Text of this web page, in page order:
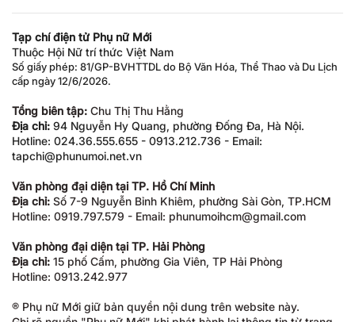
Tạp chí điện tử Phụ nữ Mới
Thuộc Hội Nữ trí thức Việt Nam
Số giấy phép: 81/GP-BVHTTDL do Bộ Văn Hóa, Thể Thao và Du Lịch
cấp ngày 12/6/2026.
Tổng biên tập: Chu Thị Thu Hằng
Địa chỉ: 94 Nguyễn Hy Quang, phường Đống Đa, Hà Nội.
Hotline: 024.36.555.655 - 0913.212.736 - Email:
tapchi@phunumoi.net.vn
Văn phòng đại diện tại TP. Hồ Chí Minh
Địa chỉ: Số 7-9 Nguyễn Bỉnh Khiêm, phường Sài Gòn, TP.HCM
Hotline: 0919.797.579 - Email: phunumoihcm@gmail.com
Văn phòng đại diện tại TP. Hải Phòng
Địa chỉ: 15 phố Cấm, phường Gia Viên, TP Hải Phòng
Hotline: 0913.242.977
® Phụ nữ Mới giữ bản quyền nội dung trên website này.
Ghi rõ nguồn "Phụ nữ Mới" khi phát hành lại thông tin từ trang